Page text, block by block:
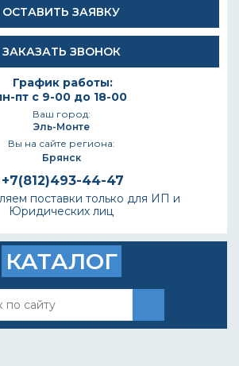
ОСТАВИТЬ ЗАЯВКУ
ЗАКАЗАТЬ ЗВОНОК
График работы:
пт с 9-00 до 18-00
Ваш город:
Эль-Монте
Вы на сайте региона:
Брянск
+7(812)493-44-47
поставки только для ИП и
Юридических лиц
КАТАЛОГ